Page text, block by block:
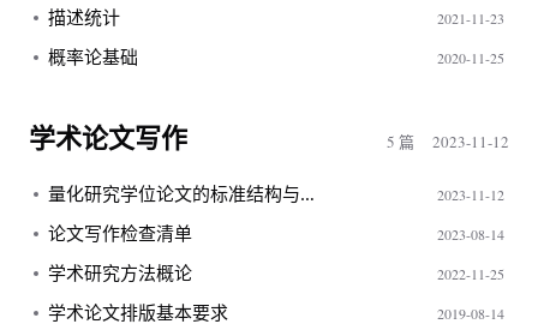
描述统计 2021-11-23
概率论基础 2020-11-25
学术论文写作 5 篇 2023-11-12
量化研究学位论文的标准结构与写作要点 2023-11-12
论文写作检查清单 2023-08-14
学术研究方法概论 2022-11-25
学术论文排版基本要求 2019-08-14